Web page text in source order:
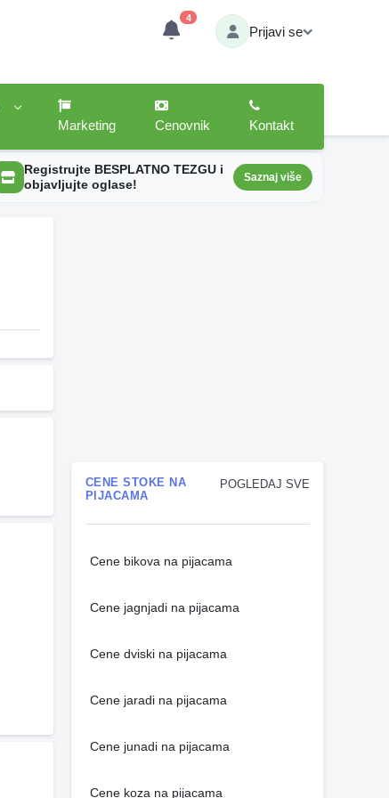
4
Prijavi se
Marketing
Cenovnik Kontakt
Registrujte BESPLATNO TEZGU i
objavljujte oglase!
Saznaj više
POGLEDAJ SVE
CENE STOKE NA
PIJACAMA
Cene bikova na pijacama
Cene jagnjadi na pijacama
Cene dviski na pijacama
Cene jaradi na pijacama
Cene junadi na pijacama
Cene koza na pijacama